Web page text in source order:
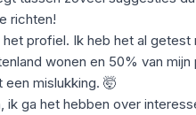
richten!
profiel. Ik heb het al
wonen en 50% van
een mislukking. 🤯
ga het hebben over